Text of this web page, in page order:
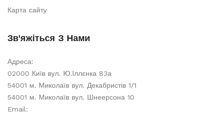
Карта сайту
Зв'яжіться З Нами
Адреса:
02000 Київ вул. Ю.Іллєнка 83а
54001 м. Миколаїв вул. Декабристів 1/1
54001 м. Миколаїв вул. Шнеерсона 10
Email: